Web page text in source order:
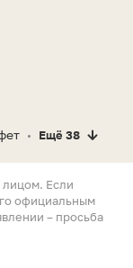
• Ещё 38
Если
официальным
– просьба